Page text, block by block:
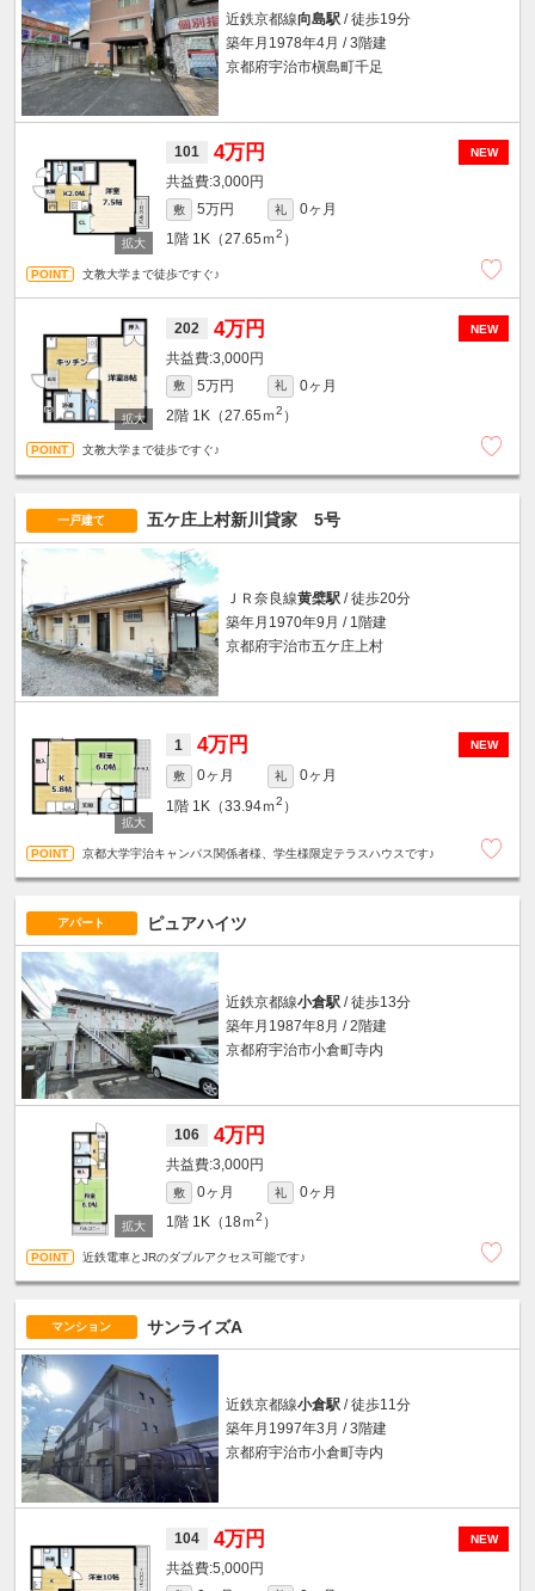
近鉄京都線向島駅/ 徒歩19分
築年月1978年4月 / 3階建
京都府宇治市槇島町千足
NEW
101 4万円
3,000円
敷 5万円 礼
0ヶ月
1階 1K（27.65ｍ2 ）
文教大学まで徒歩ですぐ♪
NEW
202 4万円
3,000円
敷 5万円 礼
0ヶ月
2階 1K（27.65ｍ2 ）
文教大学まで徒歩ですぐ♪
一戸建て 五ケ庄上村新川貸家 5号
ＪＲ奈良線黄檗駅/ 徒歩20分
築年月1970年9月 / 1階建
京都府宇治市五ケ庄上村
NEW
1 4万円
敷 0ヶ月 礼
0ヶ月
1階 1K（33.94ｍ2 ）
京都大学宇治キャンパス関係者様、学生様限定テラスハウスです♪
アパート ピュアハイツ
近鉄京都線小倉駅/ 徒歩13分
築年月1987年8月 / 2階建
京都府宇治市小倉町寺内
106 4万円
3,000円
敷 0ヶ月 礼
0ヶ月
1階 1K（18ｍ2 ）
近鉄電車とJRのダブルアクセス可能です♪
マンション サンライズA
近鉄京都線小倉駅/ 徒歩11分
築年月1997年3月 / 3階建
京都府宇治市小倉町寺内
NEW
104 4万円
5,000円